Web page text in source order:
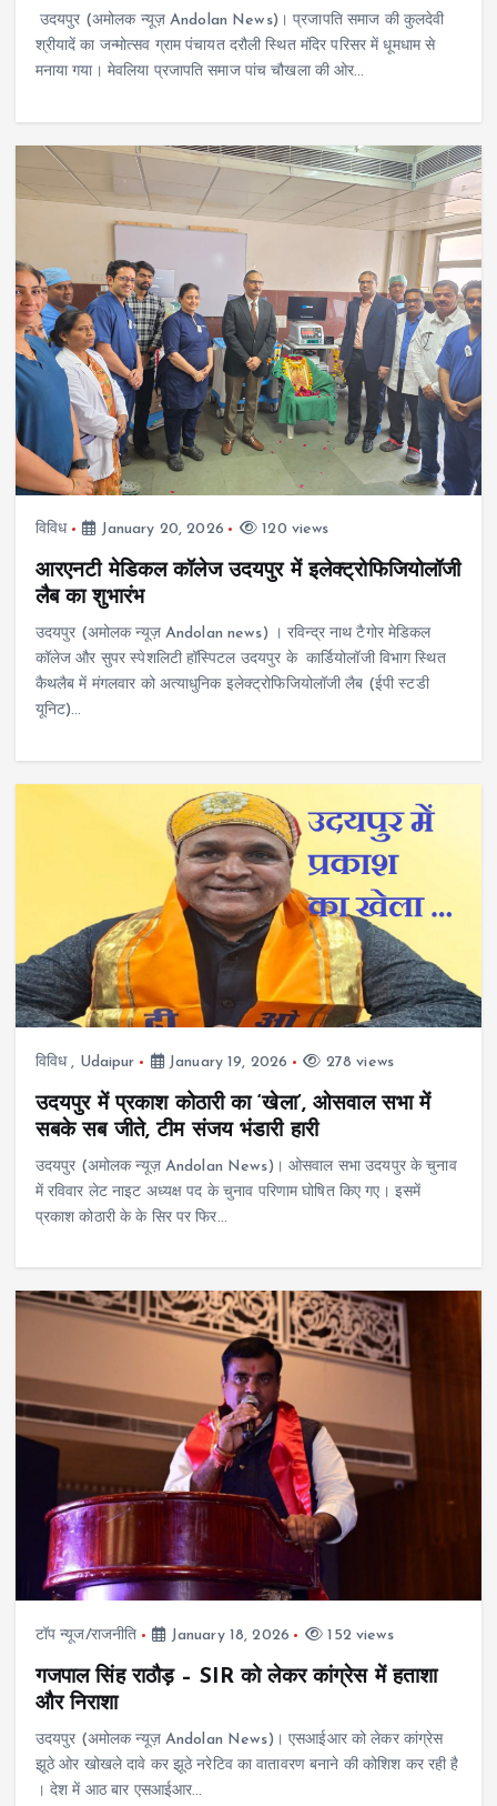
उदयपुर (अमोलक न्यूज़ Andolan News)। प्रजापति समाज की कुलदेवी
श्रीयादें का जन्मोत्सव ग्राम पंचायत दरौली स्थित मंदिर परिसर में धूमधाम से
मनाया गया। मेवलिया प्रजापति समाज पांच चौखला की ओर…
विविध January 20, 2026 120 views
आरएनटी मेडिकल कॉलेज उदयपुर में इलेक्ट्रोफिजियोलॉजी
लैब का शुभारंभ
उदयपुर (अमोलक न्यूज़ Andolan news) । रविन्द्र नाथ टैगोर मेडिकल
कॉलेज और सुपर स्पेशलिटी हॉस्पिटल उदयपुर के कार्डियोलॉजी विभाग स्थित
कैथलैब में मंगलवार को अत्याधुनिक इलेक्ट्रोफिजियोलॉजी लैब (ईपी स्टडी
यूनिट)…
विविध, Udaipur January 19, 2026 278 views
उदयपुर में प्रकाश कोठारी का ‘खेला’, ओसवाल सभा में
सबके सब जीते, टीम संजय भंडारी हारी
उदयपुर (अमोलक न्यूज़ Andolan News)। ओसवाल सभा उदयपुर के चुनाव
में रविवार लेट नाइट अध्यक्ष पद के चुनाव परिणाम घोषित किए गए। इसमें
प्रकाश कोठारी के ​​के सिर पर फिर…
टॉप न्यूज/राजनीति January 18, 2026 152 views
गजपाल सिंह राठौड़ – SIR को लेकर कांग्रेस में हताशा
और निराशा
उदयपुर (अमोलक न्यूज़ Andolan News)। एसआईआर को लेकर कांग्रेस
झूठे ओर खोखले दावे कर झूठे नरेटिव का वातावरण बनाने की कोशिश कर रही है
। देश में आठ बार एसआईआर…